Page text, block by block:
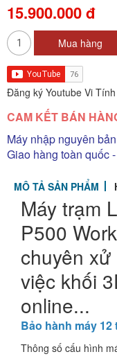
15.900.000 đ
Mua hàng
Đăng ký Youtube Vi
CAM KẾT BÁN
Máy nhập nguyên
Giao hàng toàn quốc
MÔ TẢ SẢN PHẨM
Máy trạm
P500
chuyên
việc khối
online...
Bảo hành máy 12
Thông số cấu hình